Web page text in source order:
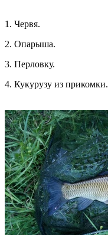
1. Червя.
2. Опарыша.
3. Перловку.
4. Кукурузу из прикомки.